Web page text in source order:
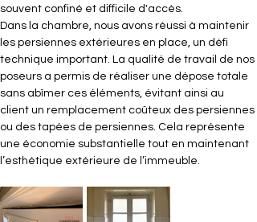
souvent confiné et difficile d'accès.
Dans la chambre, nous avons réussi à maintenir
les persiennes extérieures en place, un défi
technique important. La qualité de travail de nos
poseurs a permis de réaliser une dépose totale
sans abîmer ces éléments, évitant ainsi au
client un remplacement coûteux des persiennes
ou des tapées de persiennes. Cela représente
une économie substantielle tout en maintenant
l’esthétique extérieure de l’immeuble.